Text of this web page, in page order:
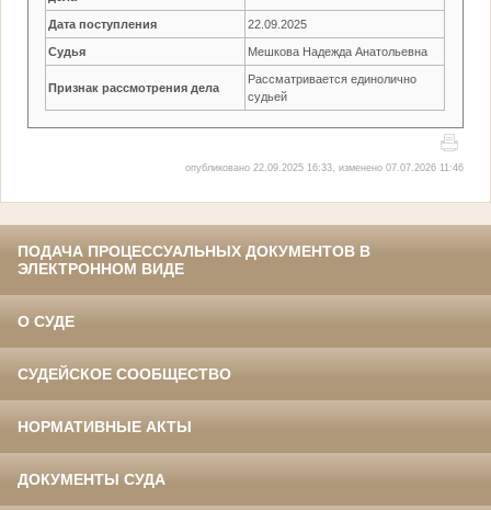
Дата поступления 22.09.2025
Судья Мешкова Надежда Анатольевна
Признак рассмотрения дела
Рассматривается единолично
судьей
опубликовано 22.09.2025 16:33, изменено 07.07.2026 11:46
ПОДАЧА ПРОЦЕССУАЛЬНЫХ ДОКУМЕНТОВ В
ЭЛЕКТРОННОМ ВИДЕ
О СУДЕ
СУДЕЙСКОЕ СООБЩЕСТВО
НОРМАТИВНЫЕ АКТЫ
ДОКУМЕНТЫ СУДА